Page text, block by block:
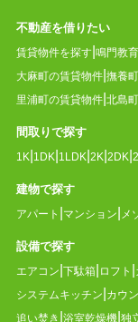
不動産を借りたい
賃貸物件を探す 鳴門教
大麻町の賃貸物件 撫養
里浦町の賃貸物件 北島
間取りで探す
1K 1DK 1LDK 2K 2DK
建物で探す
アパート マンション メ
設備で探す
エアコン 下駄箱 ロフト
システムキッチン カウ
追い焚き 浴室乾燥機 独